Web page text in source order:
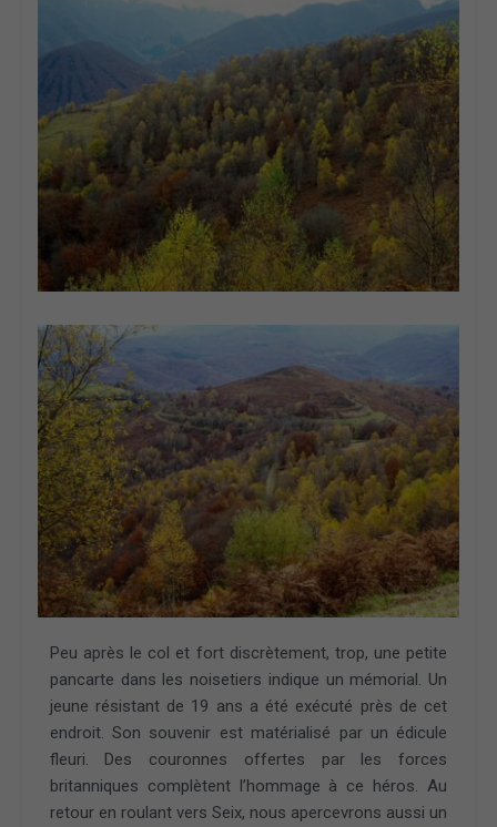
Peu après le col et fort discrètement, trop, une petite
pancarte dans les noisetiers indique un mémorial. Un
jeune résistant de 19 ans a été exécuté près de cet
endroit. Son souvenir est matérialisé par un édicule
fleuri. Des couronnes offertes par les forces
britanniques complètent l’hommage à ce héros. Au
retour en roulant vers Seix, nous apercevrons aussi un